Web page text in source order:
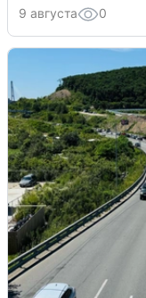
9 августа 0